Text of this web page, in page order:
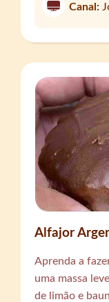
Canal:
Alfajor
Aprenda a
uma massa
de limão e